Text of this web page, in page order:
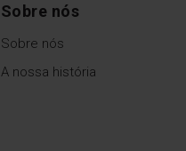
Sobre nós
Sobre nós
A nossa história